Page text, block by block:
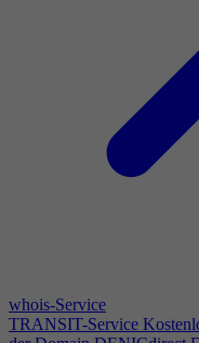
whois-Service
TRANSIT-Service